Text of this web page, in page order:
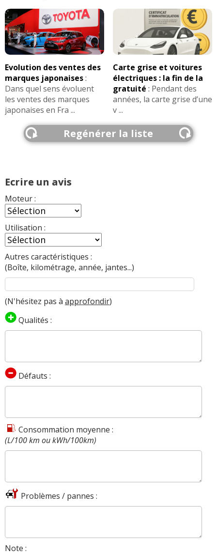
Evolution des ventes des
marques japonaises:
Dans quel sens évoluent
les ventes des marques
japonaises en Fra ...
Carte grise et voitures
électriques : la fin de la
gratuité : Pendant des
années, la carte grise d’une
v ...
Regénérer la liste
Ecrire un avis
Moteur :
Utilisation :
Autres caractéristiques :
(Boîte, kilométrage, année, jantes...)
(N'hésitez pas à approfondir)
Qualités :
Défauts :
Consommation moyenne :
(L/100 km ou kWh/100km)
Problèmes / pannes :
Note :